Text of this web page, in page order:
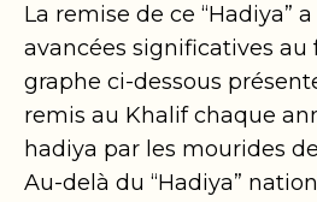
La remise de ce “Hadiya”
avancées significatives au
graphe ci-dessous
remis au Khalif chaque
hadiya par les mourides
Au-delà du “Hadiya”